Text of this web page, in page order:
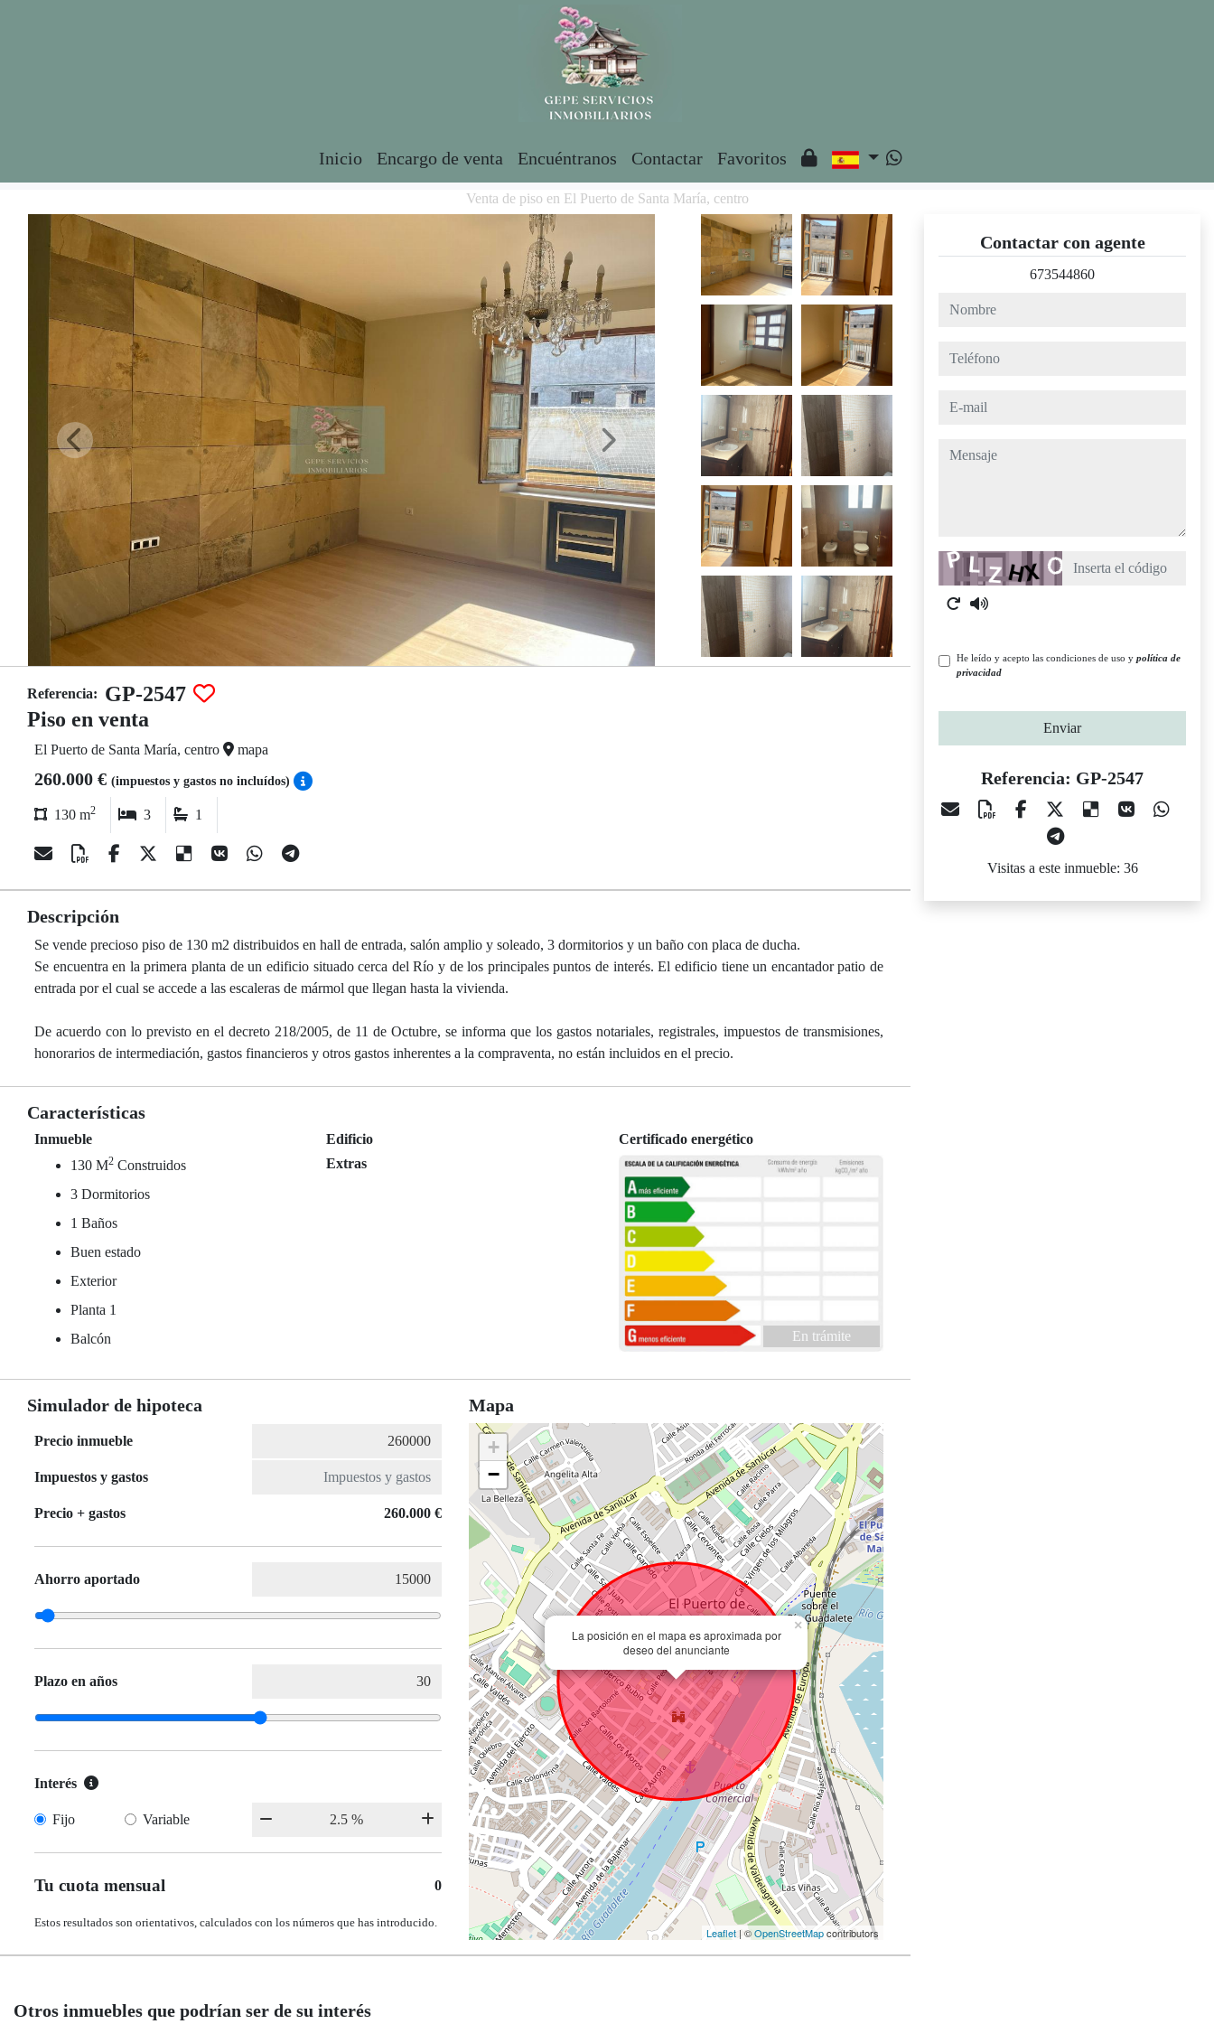
Inicio Encargo de venta Encuéntranos Contactar Favoritos
Venta de piso en El Puerto de Santa María, centro
Referencia: GP-2547
Piso en venta
El Puerto de Santa María, centro mapa
260.000 € (impuestos y gastos no incluídos)
130 m2 3 1
Descripción
Se vende precioso piso de 130 m2 distribuidos en hall de entrada, salón amplio y soleado, 3 dormitorios y un baño con placa de ducha.
Se encuentra en la primera planta de un edificio situado cerca del Río y de los principales puntos de interés. El edificio tiene un encantador patio de
entrada por el cual se accede a las escaleras de mármol que llegan hasta la vivienda.
De acuerdo con lo previsto en el decreto 218/2005, de 11 de Octubre, se informa que los gastos notariales, registrales, impuestos de transmisiones,
honorarios de intermediación, gastos financieros y otros gastos inherentes a la compraventa, no están incluidos en el precio.
Características
Inmueble
130 M2 Construidos
3 Dormitorios
1 Baños
Buen estado
Exterior
Planta 1
Balcón
Edificio
Extras
Certificado energético
En trámite
Simulador de hipoteca
Precio inmueble
Impuestos y gastos
Precio + gastos 260.000 €
Ahorro aportado
Plazo en años
Interés
Fijo Variable
Tu cuota mensual 0
Estos resultados son orientativos, calculados con los números que has introducido.
Mapa
La posición en el mapa es aproximada por
deseo del anunciante
×
+
−
Leaflet | ©OpenStreetMapcontributors
Contactar con agente
673544860
nombre
teléfono
e-mail
mensaje
Captcha
He leído y acepto las condiciones de uso y política de
privacidad
Enviar
Referencia: GP-2547
Visitas a este inmueble: 36
Otros inmuebles que podrían ser de su interés